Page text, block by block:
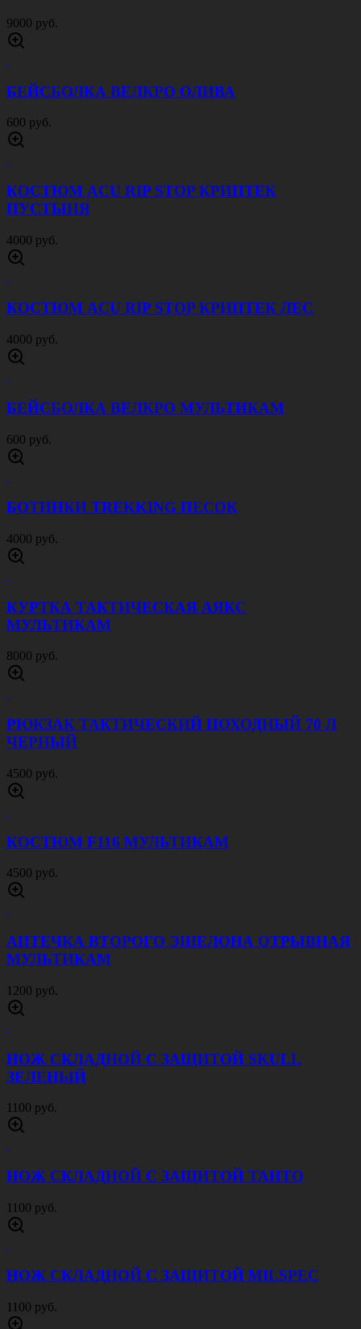
9000 руб.
БЕЙСБОЛКА ВЕЛКРО ОЛИВА
600 руб.
КОСТЮМ ACU RIP STOP КРИПТЕК
ПУСТЫНЯ
4000 руб.
КОСТЮМ ACU RIP STOP КРИПТЕК ЛЕС
4000 руб.
БЕЙСБОЛКА ВЕЛКРО МУЛЬТИКАМ
600 руб.
БОТИНКИ TREKKING ПЕСОК
4000 руб.
КУРТКА ТАКТИЧЕСКАЯ АЯКС
МУЛЬТИКАМ
8000 руб.
РЮКЗАК ТАКТИЧЕСКИЙ ПОХОДНЫЙ 70 Л
ЧЕРНЫЙ
4500 руб.
КОСТЮМ F116 МУЛЬТИКАМ
4500 руб.
АПТЕЧКА ВТОРОГО ЭШЕЛОНА ОТРЫВНАЯ
МУЛЬТИКАМ
1200 руб.
НОЖ СКЛАДНОЙ С ЗАЩИТОЙ SKULL
ЗЕЛЕНЫЙ
1100 руб.
НОЖ СКЛАДНОЙ С ЗАЩИТОЙ ТАНТО
1100 руб.
НОЖ СКЛАДНОЙ С ЗАЩИТОЙ MILSPEC
1100 руб.